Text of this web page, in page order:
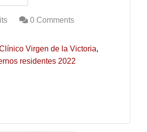
0 Comments
Virgen de la Victoria
residentes 2022